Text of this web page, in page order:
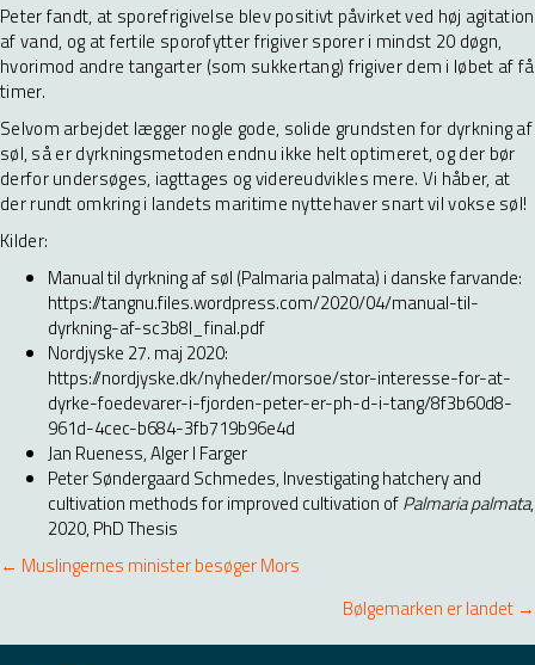
Peter fandt, at sporefrigivelse blev positivt påvirket ved høj agitation
af vand, og at fertile sporofytter frigiver sporer i mindst 20 døgn,
hvorimod andre tangarter (som sukkertang) frigiver dem i løbet af få
timer.
Selvom arbejdet lægger nogle gode, solide grundsten for dyrkning af
søl, så er dyrkningsmetoden endnu ikke helt optimeret, og der bør
derfor undersøges, iagttages og videreudvikles mere. Vi håber, at
der rundt omkring i landets maritime nyttehaver snart vil vokse søl!
Kilder:
Manual til dyrkning af søl (Palmaria palmata) i danske farvande:
https://tangnu.files.wordpress.com/2020/04/manual-til-
dyrkning-af-sc3b8l_final.pdf
Nordjyske 27. maj 2020:
https://nordjyske.dk/nyheder/morsoe/stor-interesse-for-at-
dyrke-foedevarer-i-fjorden-peter-er-ph-d-i-tang/8f3b60d8-
961d-4cec-b684-3fb719b96e4d
Jan Rueness, Alger I Farger
Peter Søndergaard Schmedes, Investigating hatchery and
cultivation methods for improved cultivation ofPalmaria palmata,
2020, PhD Thesis
Posts
← Muslingernes minister besøger Mors
Bølgemarken er landet →